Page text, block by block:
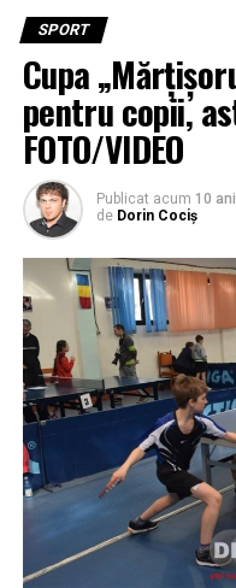
SPORT
Cupa
pentru copii,
FOTO/VIDEO
Publicat acum 10 ani
de Dorin Cociș